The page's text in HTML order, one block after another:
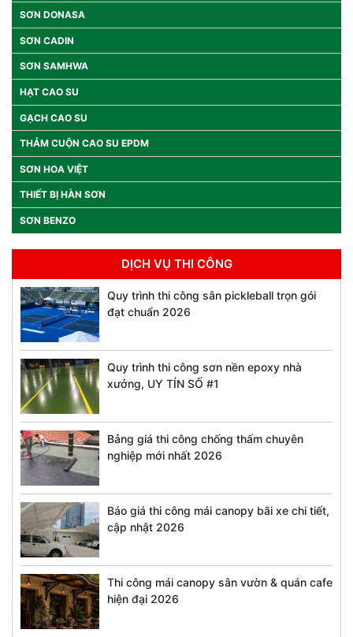
SƠN DONASA
SƠN CADIN
SƠN SAMHWA
HẠT CAO SU
GẠCH CAO SU
THẢM CUỘN CAO SU EPDM
SƠN HOA VIỆT
THIẾT BỊ HÀN SƠN
SƠN BENZO
DỊCH VỤ THI CÔNG
Quy trình thi công sân pickleball trọn gói
đạt chuẩn 2026
Quy trình thi công sơn nền epoxy nhà
xưởng, UY TÍN SỐ #1
Bảng giá thi công chống thấm chuyên
nghiệp mới nhất 2026
Báo giá thi công mái canopy bãi xe chi tiết,
cập nhật 2026
Thi công mái canopy sân vườn & quán cafe
hiện đại 2026